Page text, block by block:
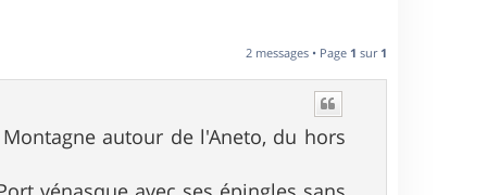
2 messages • Page 1 sur 1
autour de l'Aneto, du hors